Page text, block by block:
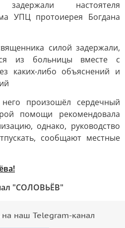
настоятеля
УПЦ протоиерея Богдана
силой задержали,
из больницы вместе с
каких-либо объяснений и
произошёл сердечный
помощи рекомендовала
однако, руководство
сообщают местные
"СОЛОВЬЁВ"
наш Telegram-канал